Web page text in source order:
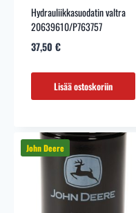
Hydrauliikkasuodatin valtra
20639610/P763757
37,50 €
Lisää ostoskoriin